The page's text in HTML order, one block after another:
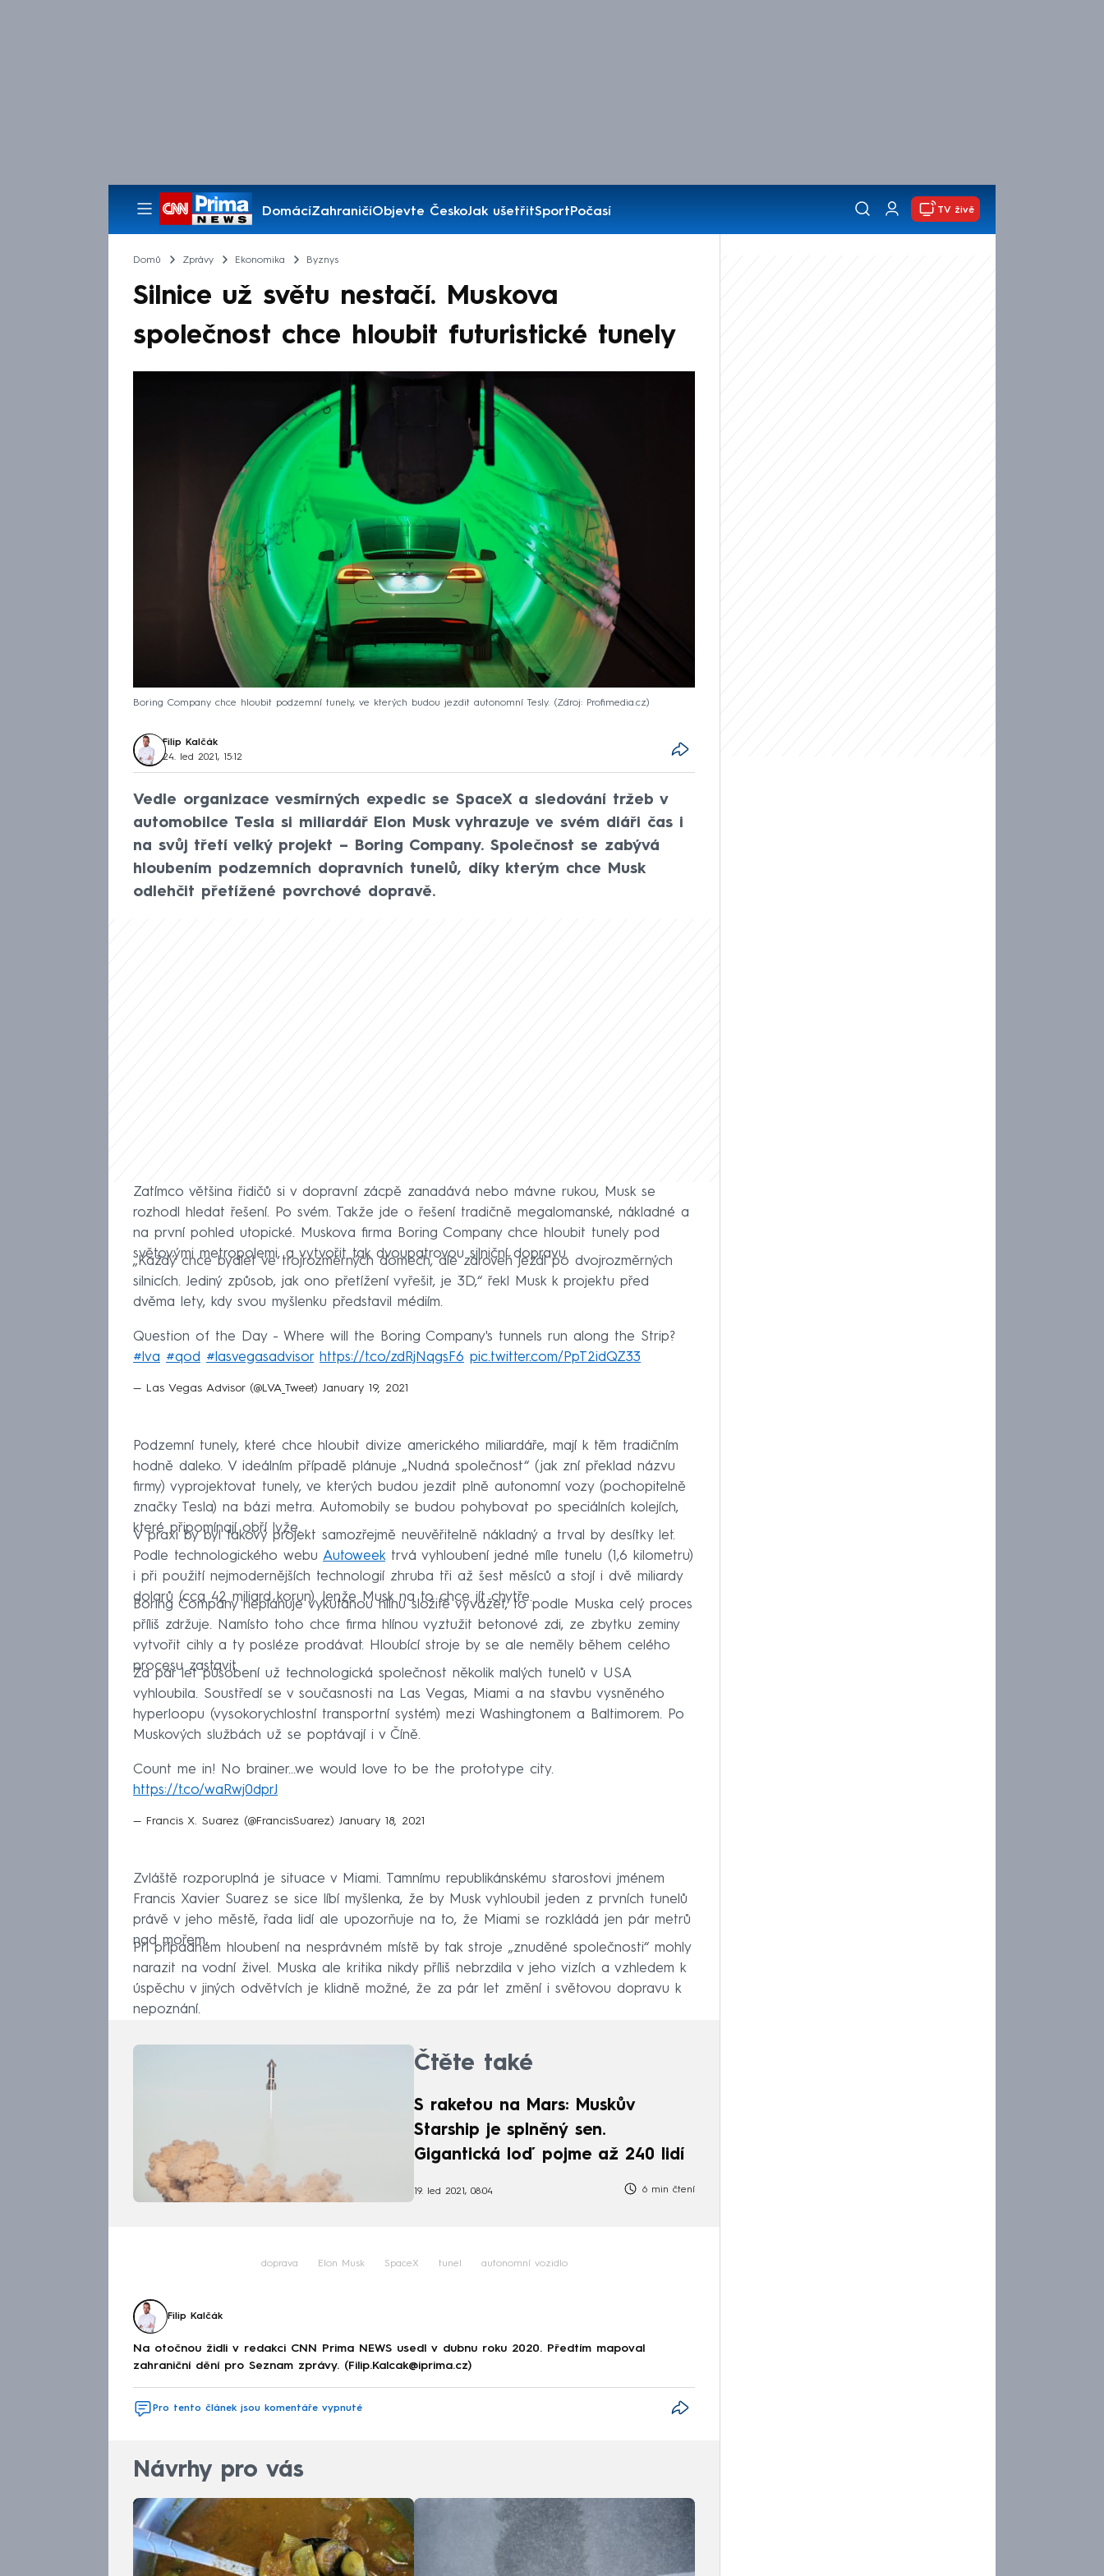
DomácíZahraničíObjevte ČeskoJak ušetřitSportPočasí
Pořady
TV živě
Domů Zprávy Ekonomika Byznys
Silnice už světu nestačí. Muskova
společnost chce hloubit futuristické tunely
Boring Company chce hloubit podzemní tunely, ve kterých budou jezdit autonomní Tesly. Zdroj: Profimedia.cz
Filip Kalčák
24. led 2021, 15:12
Vedle organizace vesmírných expedic se SpaceX a sledování tržeb v
automobilce Tesla si miliardář Elon Musk vyhrazuje ve svém diáři čas i
na svůj třetí velký projekt – Boring Company. Společnost se zabývá
hloubením podzemních dopravních tunelů, díky kterým chce Musk
odlehčit přetížené povrchové dopravě.
Zatímco většina řidičů si v dopravní zácpě zanadává nebo mávne rukou, Musk se
rozhodl hledat řešení. Po svém. Takže jde o řešení tradičně megalomanské, nákladné a
na první pohled utopické. Muskova firma Boring Company chce hloubit tunely pod
světovými metropolemi, a vytvořit tak dvoupatrovou silniční dopravu.
„Každý chce bydlet ve trojrozměrných domech, ale zároveň jezdí po dvojrozměrných
silnicích. Jediný způsob, jak ono přetížení vyřešit, je 3D,“ řekl Musk k projektu před
dvěma lety, kdy svou myšlenku představil médiím.
Question of the Day - Where will the Boring Company's tunnels run along the Strip?
#lva #qod #lasvegasadvisor https://t.co/zdRjNqgsF6 pic.twitter.com/PpT2idQZ33
— Las Vegas Advisor (@LVA_Tweet) January 19, 2021
Podzemní tunely, které chce hloubit divize amerického miliardáře, mají k těm tradičním
hodně daleko. V ideálním případě plánuje „Nudná společnost“ (jak zní překlad názvu
firmy) vyprojektovat tunely, ve kterých budou jezdit plně autonomní vozy (pochopitelně
značky Tesla) na bázi metra. Automobily se budou pohybovat po speciálních kolejích,
které připomínají obří lyže.
V praxi by byl takový projekt samozřejmě neuvěřitelně nákladný a trval by desítky let.
Podle technologického webu Autoweektrvá vyhloubení jedné míle tunelu (1,6 kilometru)
i při použití nejmodernějších technologií zhruba tři až šest měsíců a stojí i dvě miliardy
dolarů (cca 42 miliard korun). Jenže Musk na to chce jít chytře.
Boring Company neplánuje vykutanou hlínu složitě vyvážet, to podle Muska celý proces
příliš zdržuje. Namísto toho chce firma hlínou vyztužit betonové zdi, ze zbytku zeminy
vytvořit cihly a ty posléze prodávat. Hloubící stroje by se ale neměly během celého
procesu zastavit.
Za pár let působení už technologická společnost několik malých tunelů v USA
vyhloubila. Soustředí se v současnosti na Las Vegas, Miami a na stavbu vysněného
hyperloopu (vysokorychlostní transportní systém) mezi Washingtonem a Baltimorem. Po
Muskových službách už se poptávají i v Číně.
Count me in! No brainer...we would love to be the prototype city.
https://t.co/waRwj0dprJ
— Francis X. Suarez (@FrancisSuarez) January 18, 2021
Zvláště rozporuplná je situace v Miami. Tamnímu republikánskému starostovi jménem
Francis Xavier Suarez se sice líbí myšlenka, že by Musk vyhloubil jeden z prvních tunelů
právě v jeho městě, řada lidí ale upozorňuje na to, že Miami se rozkládá jen pár metrů
nad mořem.
Při případném hloubení na nesprávném místě by tak stroje „znuděné společnosti“ mohly
narazit na vodní živel. Muska ale kritika nikdy příliš nebrzdila v jeho vizích a vzhledem k
úspěchu v jiných odvětvích je klidně možné, že za pár let změní i světovou dopravu k
nepoznání.
Čtěte také
S raketou na Mars: Muskův
Starship je splněný sen.
Gigantická loď pojme až 240 lidí
19. led 2021, 08:04 6 min čtení
doprava Elon Musk SpaceX tunel autonomní vozidlo
Filip Kalčák
Na otočnou židli v redakci CNN Prima NEWS usedl v dubnu roku 2020. Předtím mapoval
zahraniční dění pro Seznam zprávy. (Filip.Kalcak@iprima.cz)
Pro tento článek jsou komentáře vypnuté
Návrhy pro vás